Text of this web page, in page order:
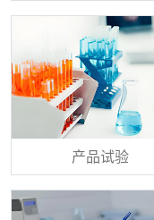
产品试验